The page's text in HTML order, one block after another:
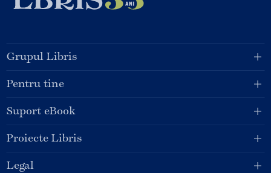
Grupul Libris
Pentru tine
Suport eBook
Proiecte Libris
Legal